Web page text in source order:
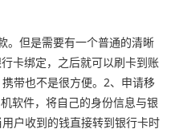
。但是需要有一个普通的清晰
卡绑定，之后就可以刷卡到账
带也不是很方便。2、申请移
软件，将自己的身份信息与银
户收到的钱直接转到银行卡时